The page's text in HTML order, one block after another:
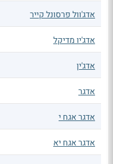
אדג'וול פרסונל קייר
אדג'יו מדיקל
אדג'ין
אדגר
אדגר אגח י
אדגר אגח יא